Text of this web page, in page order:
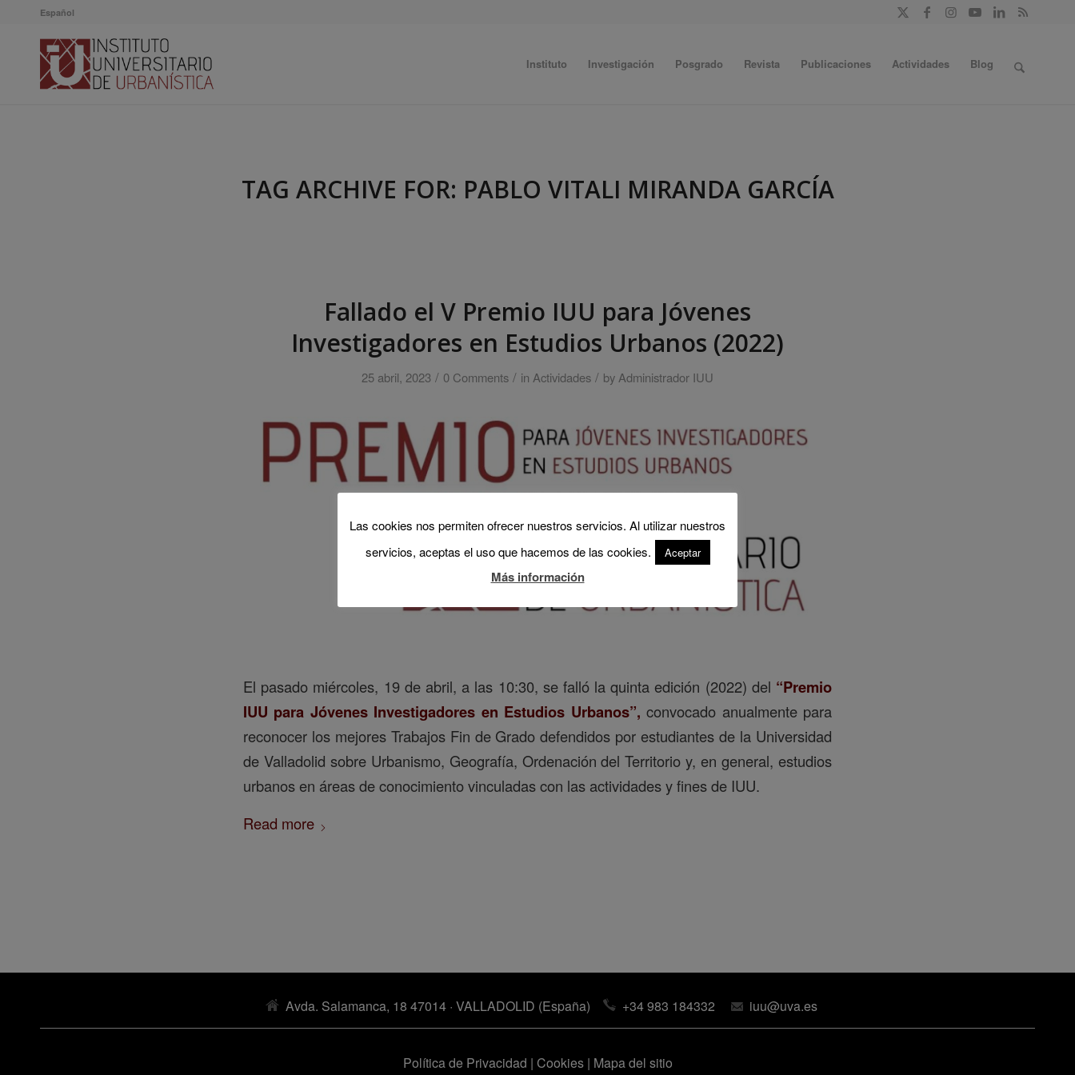
Español
Instituto Investigación Posgrado Revista Publicaciones Actividades Blog
TAG ARCHIVE FOR: PABLO VITALI MIRANDA GARCÍA
Fallado el V Premio IUU para Jóvenes
Investigadores en Estudios Urbanos (2022)
25 abril, 2023 / 0 Comments / in Actividades / by Administrador IUU
El pasado miércoles, 19 de abril, a las 10:30, se falló la quinta edición (2022) del “Premio
IUU para Jóvenes Investigadores en Estudios Urbanos”,convocado anualmente para
reconocer los mejores Trabajos Fin de Grado defendidos por estudiantes de la Universidad
de Valladolid sobre Urbanismo, Geografía, Ordenación del Territorio y, en general, estudios
urbanos en áreas de conocimiento vinculadas con las actividades y fines de IUU.
Read more
Avda. Salamanca, 18 47014 · VALLADOLID (España) +34 983 184332 iuu@uva.es
Política de Privacidad | Cookies| Mapa del sitio
Las cookies nos permiten ofrecer nuestros servicios. Al utilizar nuestros
servicios, aceptas el uso que hacemos de las cookies.
Aceptar
Más información